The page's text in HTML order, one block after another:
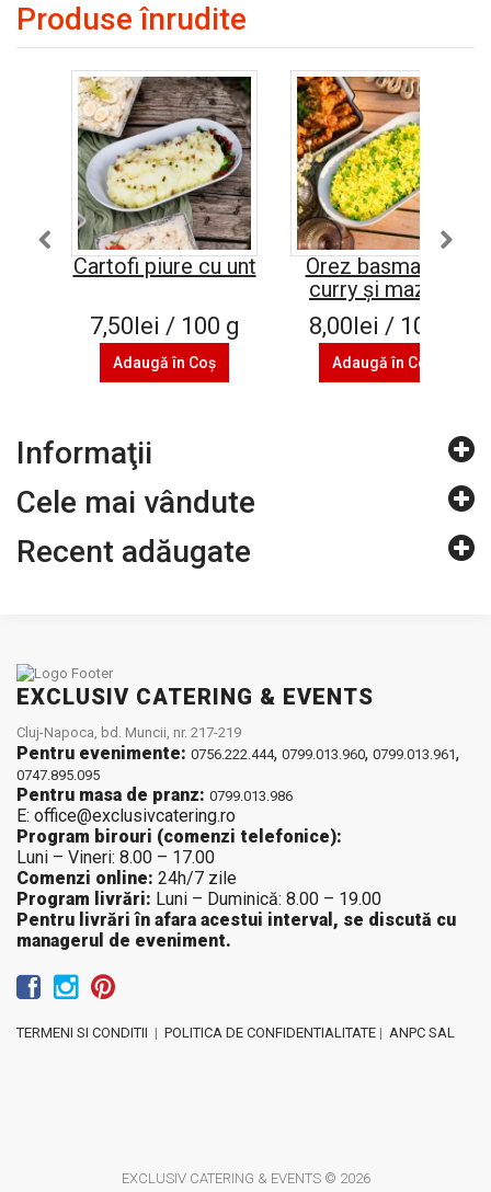
Produse înrudite
Cartofi piure cu unt
7,50lei / 100 g
Adaugă în Coş
Orez basmati cu
curry și mazăre
8,00lei / 100 g
Adaugă în Coş
Informaţii
Cele mai vândute
Recent adăugate
EXCLUSIV CATERING & EVENTS
Cluj-Napoca, bd. Muncii, nr. 217-219
Pentru evenimente: 0756.222.444, 0799.013.960, 0799.013.961,
0747.895.095
Pentru masa de pranz: 0799.013.986
E: office@exclusivcatering.ro
Program birouri (comenzi telefonice):
Luni – Vineri: 8.00 – 17.00
Comenzi online: 24h/7 zile
Program livrări: Luni – Duminică: 8.00 – 19.00
Pentru livrări în afara acestui interval, se discută cu
managerul de eveniment.
TERMENI SI CONDITII | POLITICA DE CONFIDENTIALITATE | ANPC SAL
EXCLUSIV CATERING & EVENTS © 2026